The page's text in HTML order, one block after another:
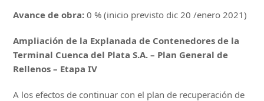
Avance de obra: 0 % (inicio previsto dic 20 /enero 2021)
Ampliación de la Explanada de Contenedores de la
Terminal Cuenca del Plata S.A. – Plan General de
Rellenos – Etapa IV
A los efectos de continuar con el plan de recuperación de